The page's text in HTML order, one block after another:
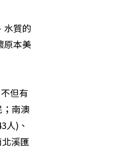
水質的
原本美
但有
南澳
人)、
溪匯